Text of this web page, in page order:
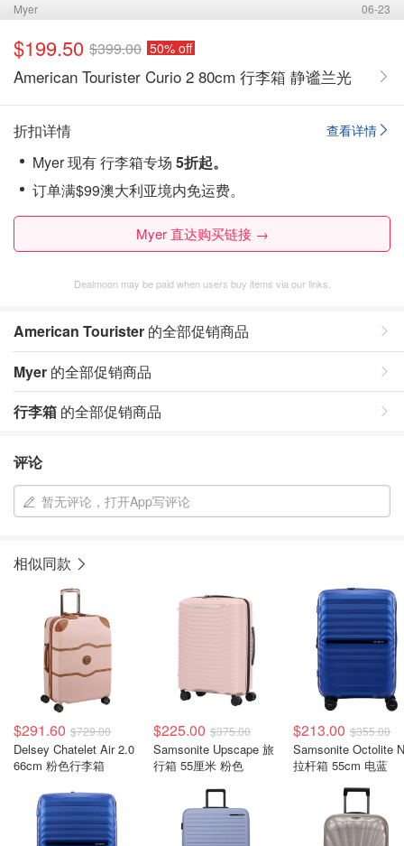
Myer 06-23
$199.50 $399.00 50% off
American Tourister Curio 2 80cm 行李箱 静谧兰光
查看详情
折扣详情
Myer 现有 行李箱专场 5折起。
订单满$99澳大利亚境内免运费。
Myer 直达购买链接 →
Dealmoon may be paid when users buy items via our links.
American Tourister 的全部促销商品
Myer 的全部促销商品
行李箱 的全部促销商品
评论
暂无评论，打开App写评论
相似同款
$291.60 $729.00
Delsey Chatelet Air 2.0
66cm 粉色行李箱
$225.00 $375.00
Samsonite Upscape 旅
行箱 55厘米 粉色
$213.00 $355.00
Samsonite Octolite
拉杆箱 55cm 电蓝